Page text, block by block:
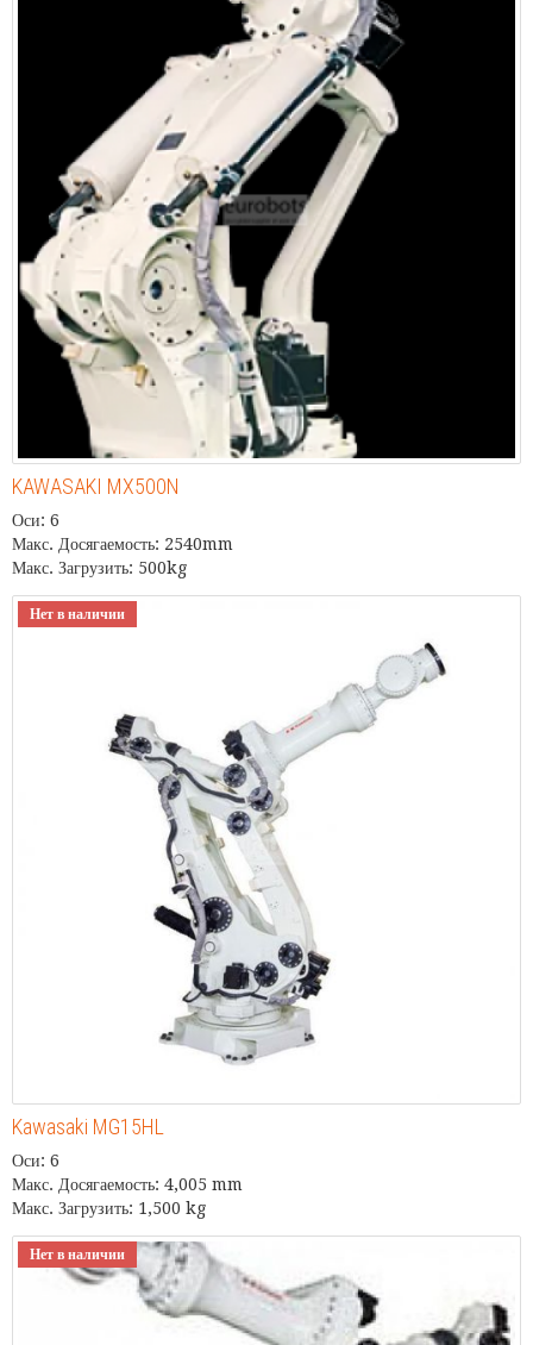
KAWASAKI MX500N
Оси: 6
Макс. Досягаемость: 2540mm
Макс. Загрузить: 500kg
Нет в наличии
Kawasaki MG15HL
Оси: 6
Макс. Досягаемость: 4,005 mm
Макс. Загрузить: 1,500 kg
Нет в наличии